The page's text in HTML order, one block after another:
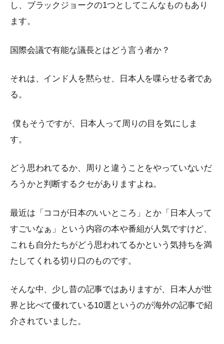
し、ブラックジョークの1つとしてこんなものもあり
ます。
国際会議で有能な議長とはどう言う者か？
それは、インド人を黙らせ、日本人を喋らせる者であ
る。
僕もそうですが、日本人って周りの目を気にしま
す。
どう思われてるか、周りと違うことをやっていないだ
ろうかと判断するクセがありますよね。
最近は「ココが日本のいいところ」とか「日本人って
すごいなぁ」という内容の本や番組が人気ですけど、
これも自分たちがどう思われてるかという気持ちを満
たしてくれる切り口のものです。
そんな中、少し昔の記事ではありますが、日本人が世
界と比べて優れている10選というのが海外の記事で紹
介されていました。